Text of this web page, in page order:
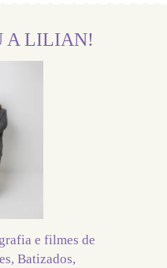
A LILIAN!
e filmes de
Batizados,